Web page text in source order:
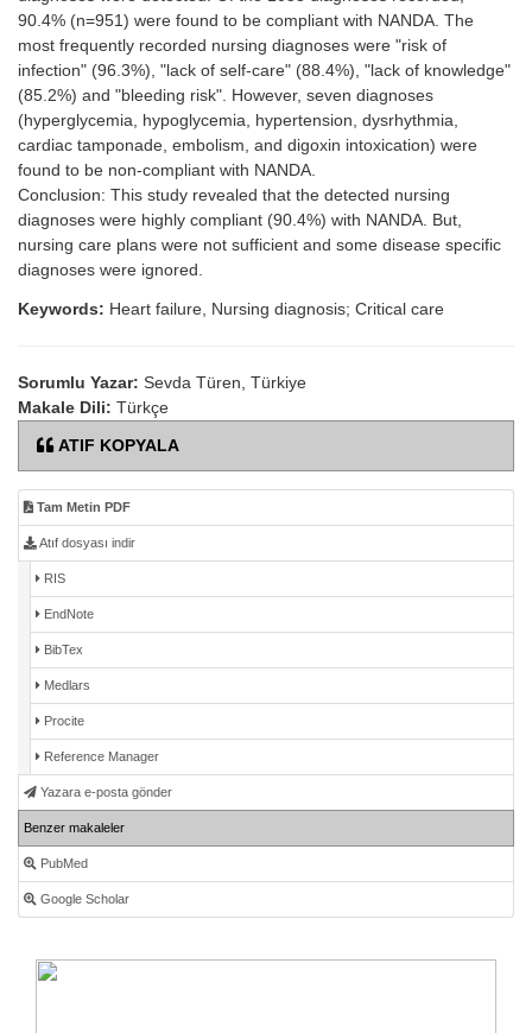
90.4% (n=951) were found to be compliant with NANDA. The
most frequently recorded nursing diagnoses were "risk of
infection" (96.3%), "lack of self-care" (88.4%), "lack of knowledge"
(85.2%) and "bleeding risk". However, seven diagnoses
(hyperglycemia, hypoglycemia, hypertension, dysrhythmia,
cardiac tamponade, embolism, and digoxin intoxication) were
found to be non-compliant with NANDA.
Conclusion: This study revealed that the detected nursing
diagnoses were highly compliant (90.4%) with NANDA. But,
nursing care plans were not sufficient and some disease specific
diagnoses were ignored.
Keywords: Heart failure, Nursing diagnosis; Critical care
Sorumlu Yazar: Sevda Türen, Türkiye
Makale Dili: Türkçe
ATIF KOPYALA
Tam Metin PDF
Atıf dosyası indir
RIS
EndNote
BibTex
Medlars
Procite
Reference Manager
Yazara e-posta gönder
Benzer makaleler
PubMed
Google Scholar